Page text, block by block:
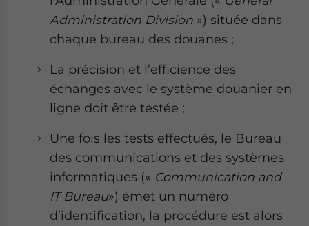
Administration Division ») située dans
chaque bureau des douanes ;
La précision et l’efficience des
échanges avec le système douanier en
ligne doit être testée ;
Une fois les tests effectués, le Bureau
des communications et des systèmes
informatiques (« Communication and
IT Bureau») émet un numéro
d’identification, la procédure est alors